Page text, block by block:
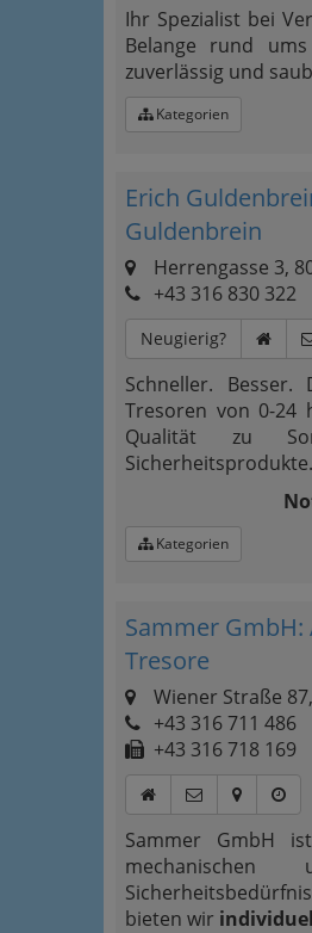
Ihr Spezialist bei
Belange rund
zuverlässig und
Kategorien
Erich
Guldenbrein
Herrengasse 3,
+43 316 830 322
Neugierig?
Schneller.
Tresoren von 0-24
Qualität zu
Sicherheitsprodukte.
Kategorien
Sammer GmbH:
Tresore
Wiener Straße
+43 316 711 486
+43 316 718 169
Sammer GmbH
bieten wir